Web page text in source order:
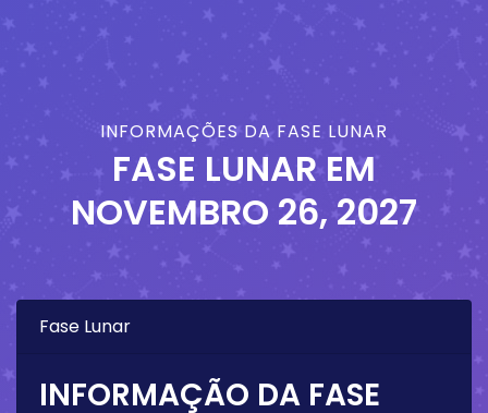
INFORMAÇÕES DA FASE LUNAR
FASE LUNAR EM
NOVEMBRO 26, 2027
Fase Lunar
INFORMAÇÃO DA FASE